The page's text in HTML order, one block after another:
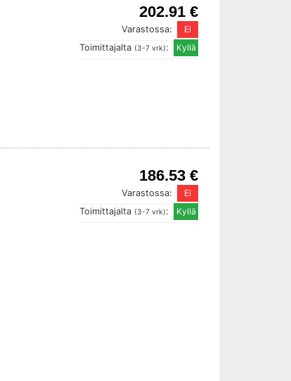
202.91 €
Varastossa:
Toimittajalta (3-7 vrk):
186.53 €
Varastossa:
Toimittajalta (3-7 vrk):